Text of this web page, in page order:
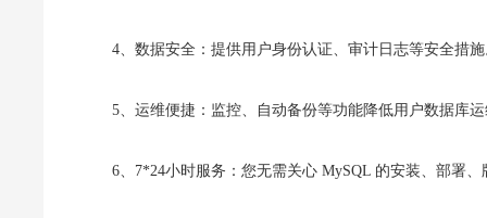
4、数据安全：提供用户身份认证、审计日志等安全措
5、运维便捷：监控、自动备份等功能降低用户数据库
6、7*24小时服务：您无需关心 MySQL 的安装、部署